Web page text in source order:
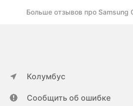
Больше отзывов про Samsung
Колумбус
Сообщить об ошибке